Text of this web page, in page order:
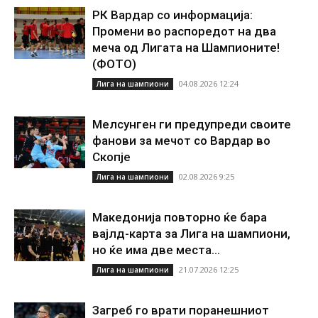
РК Вардар со информација:
Промени во распоредот на два
меча од Лигата на Шампионите!
(ФОТО)
Лига на шампиони 04.08.2026 12:24
Мелсунген ги предупреди своите
фанови за мечот со Вардар во
Скопје
Лига на шампиони 02.08.2026 9:25
Македонија повторно ќе бара
вајлд-карта за Лига на шампиони,
но ќе има две места...
Лига на шампиони 21.07.2026 12:25
Загреб го врати поранешниот